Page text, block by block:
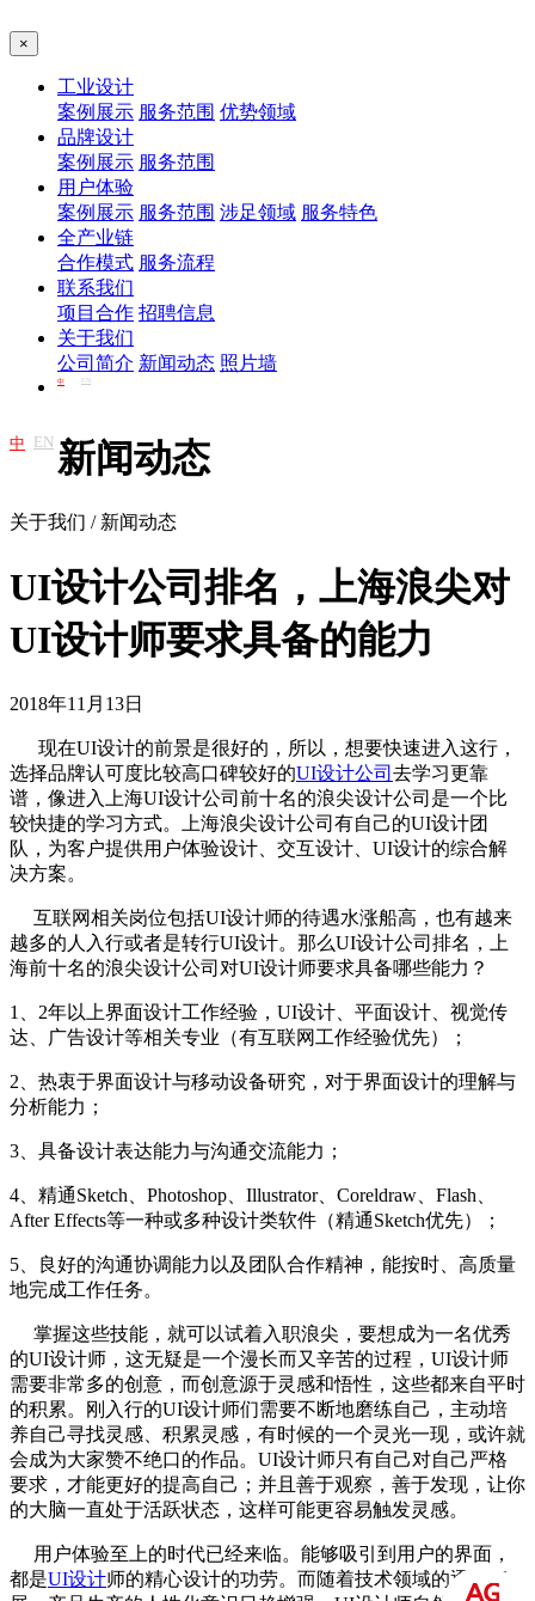
×
工业设计
案例展示 服务范围 优势领域
品牌设计
案例展示 服务范围
用户体验
案例展示 服务范围 涉足领域 服务特色
全产业链
合作模式 服务流程
联系我们
项目合作 招聘信息
关于我们
公司简介 新闻动态 照片墙
中 EN
中 EN 新闻动态
关于我们 / 新闻动态
UI设计公司排名，上海浪尖对
UI设计师要求具备的能力
2018年11月13日
现在UI设计的前景是很好的，所以，想要快速进入这行，
选择品牌认可度比较高口碑较好的UI设计公司 去学习更靠
谱，像进入上海UI设计公司前十名的浪尖设计公司是一个比
较快捷的学习方式。上海浪尖设计公司有自己的UI设计团
队，为客户提供用户体验设计、交互设计、UI设计的综合解
决方案。
互联网相关岗位包括UI设计师的待遇水涨船高，也有越来
越多的人入行或者是转行UI设计。那么UI设计公司排名，上
海前十名的浪尖设计公司对UI设计师要求具备哪些能力？
1、2年以上界面设计工作经验，UI设计、平面设计、视觉传
达、广告设计等相关专业（有互联网工作经验优先）；
2、热衷于界面设计与移动设备研究，对于界面设计的理解与
分析能力；
3、具备设计表达能力与沟通交流能力；
4、精通Sketch、Photoshop、Illustrator、Coreldraw、Flash、
After Effects等一种或多种设计类软件（精通Sketch优先）；
5、良好的沟通协调能力以及团队合作精神，能按时、高质量
地完成工作任务。
掌握这些技能，就可以试着入职浪尖，要想成为一名优秀
的UI设计师，这无疑是一个漫长而又辛苦的过程，UI设计师
需要非常多的创意，而创意源于灵感和悟性，这些都来自平时
的积累。刚入行的UI设计师们需要不断地磨练自己，主动培
养自己寻找灵感、积累灵感，有时候的一个灵光一现，或许就
会成为大家赞不绝口的作品。UI设计师只有自己对自己严格
要求，才能更好的提高自己；并且善于观察，善于发现，让你
的大脑一直处于活跃状态，这样可能更容易触发灵感。
用户体验至上的时代已经来临。能够吸引到用户的界面，
都是UI设计师的精心设计的功劳。而随着技术领域的逐步拓